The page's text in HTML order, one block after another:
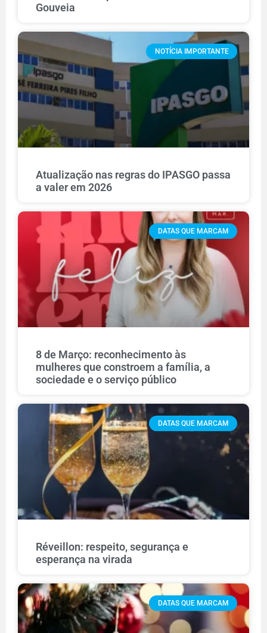
Gouveia
NOTÍCIA IMPORTANTE
Atualização nas regras do IPASGO passa
a valer em 2026
DATAS QUE MARCAM
8 de Março: reconhecimento às
mulheres que constroem a família, a
sociedade e o serviço público
DATAS QUE MARCAM
Réveillon: respeito, segurança e
esperança na virada
DATAS QUE MARCAM